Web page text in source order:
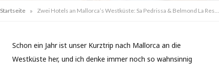
Startseite »
Schon ein Jahr ist unser Kurztrip nach Mallorca an die
Westküste her, und ich denke immer noch so wahnsinnig